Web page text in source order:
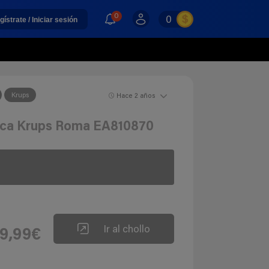
/ Iniciar sesión 0 0
Krups Hace 2 años
Krups Roma EA810870
Ir al chollo